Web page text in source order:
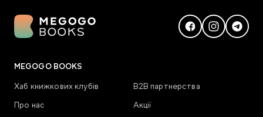
MEGOGO BOOKS
Хаб книжкових клубів
В2В партнерства
Про нас
Акції